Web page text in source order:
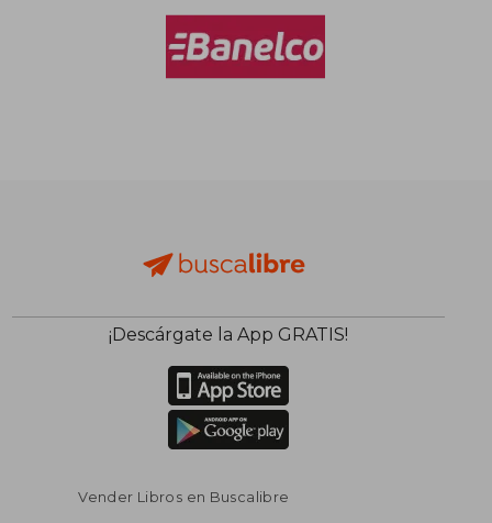
¡Descárgate la App GRATIS!
Vender Libros en Buscalibre